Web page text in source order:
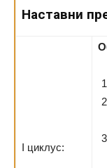
Наставни
I циклус: